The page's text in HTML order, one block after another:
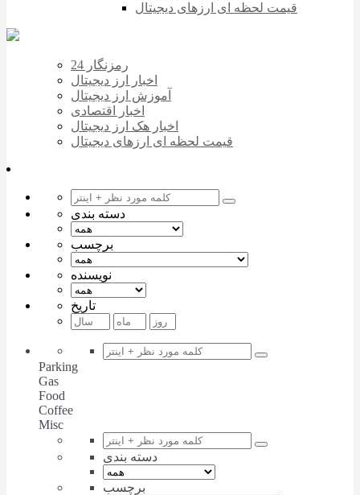
قیمت لحظه ای ارزهای دیجیتال
رمزنگار 24
اخبار ارز دیجیتال
آموزش ارز دیجیتال
اخبار اقتصادی
اخبار هک ارز دیجیتال
قیمت لحظه ای ارزهای دیجیتال
دسته بندی
برچسب
نویسنده
تاریخ
Parking
Gas
Food
Coffee
Misc
دسته بندی
برچسب